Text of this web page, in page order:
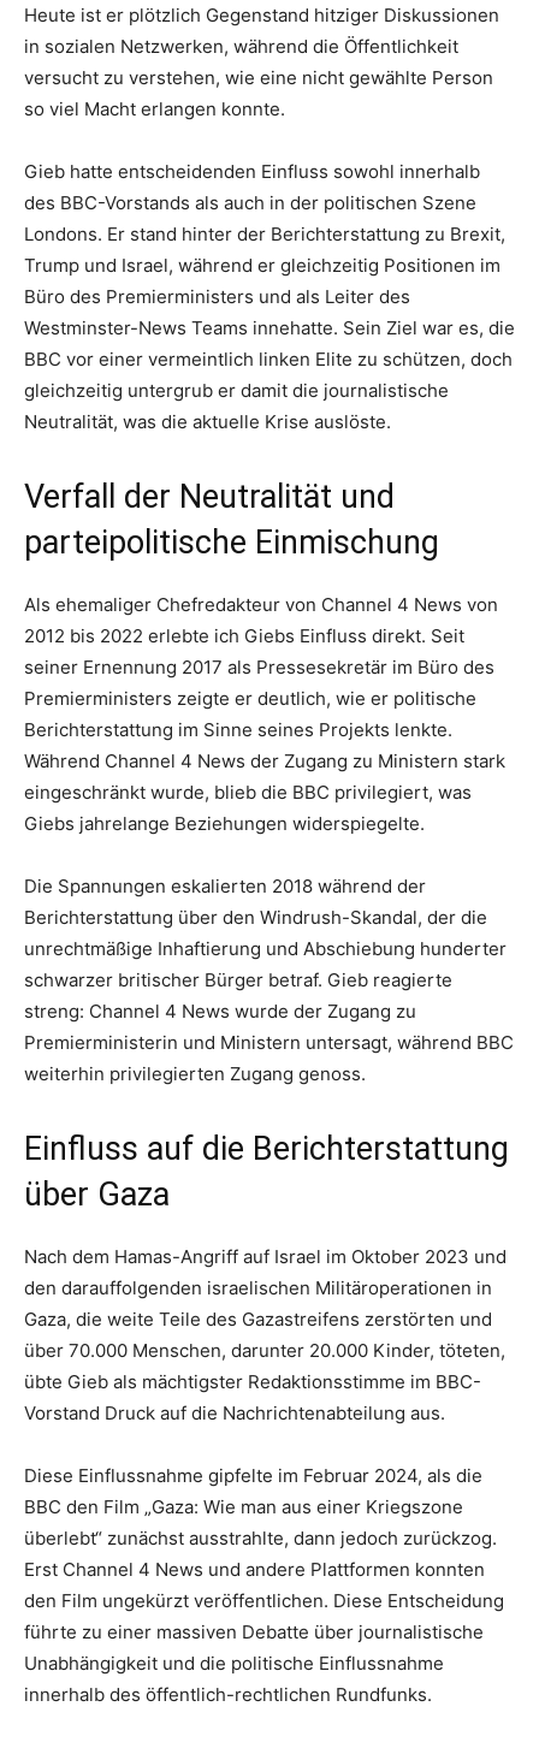
Heute ist er plötzlich Gegenstand hitziger Diskussionen
in sozialen Netzwerken, während die Öffentlichkeit
versucht zu verstehen, wie eine nicht gewählte Person
so viel Macht erlangen konnte.
Gieb hatte entscheidenden Einfluss sowohl innerhalb
des BBC-Vorstands als auch in der politischen Szene
Londons. Er stand hinter der Berichterstattung zu Brexit,
Trump und Israel, während er gleichzeitig Positionen im
Büro des Premierministers und als Leiter des
Westminster-News Teams innehatte. Sein Ziel war es, die
BBC vor einer vermeintlich linken Elite zu schützen, doch
gleichzeitig untergrub er damit die journalistische
Neutralität, was die aktuelle Krise auslöste.
Verfall der Neutralität und
parteipolitische Einmischung
Als ehemaliger Chefredakteur von Channel 4 News von
2012 bis 2022 erlebte ich Giebs Einfluss direkt. Seit
seiner Ernennung 2017 als Pressesekretär im Büro des
Premierministers zeigte er deutlich, wie er politische
Berichterstattung im Sinne seines Projekts lenkte.
Während Channel 4 News der Zugang zu Ministern stark
eingeschränkt wurde, blieb die BBC privilegiert, was
Giebs jahrelange Beziehungen widerspiegelte.
Die Spannungen eskalierten 2018 während der
Berichterstattung über den Windrush-Skandal, der die
unrechtmäßige Inhaftierung und Abschiebung hunderter
schwarzer britischer Bürger betraf. Gieb reagierte
streng: Channel 4 News wurde der Zugang zu
Premierministerin und Ministern untersagt, während BBC
weiterhin privilegierten Zugang genoss.
Einfluss auf die Berichterstattung
über Gaza
Nach dem Hamas-Angriff auf Israel im Oktober 2023 und
den darauffolgenden israelischen Militäroperationen in
Gaza, die weite Teile des Gazastreifens zerstörten und
über 70.000 Menschen, darunter 20.000 Kinder, töteten,
übte Gieb als mächtigster Redaktionsstimme im BBC-
Vorstand Druck auf die Nachrichtenabteilung aus.
Diese Einflussnahme gipfelte im Februar 2024, als die
BBC den Film „Gaza: Wie man aus einer Kriegszone
überlebt“ zunächst ausstrahlte, dann jedoch zurückzog.
Erst Channel 4 News und andere Plattformen konnten
den Film ungekürzt veröffentlichen. Diese Entscheidung
führte zu einer massiven Debatte über journalistische
Unabhängigkeit und die politische Einflussnahme
innerhalb des öffentlich-rechtlichen Rundfunks.